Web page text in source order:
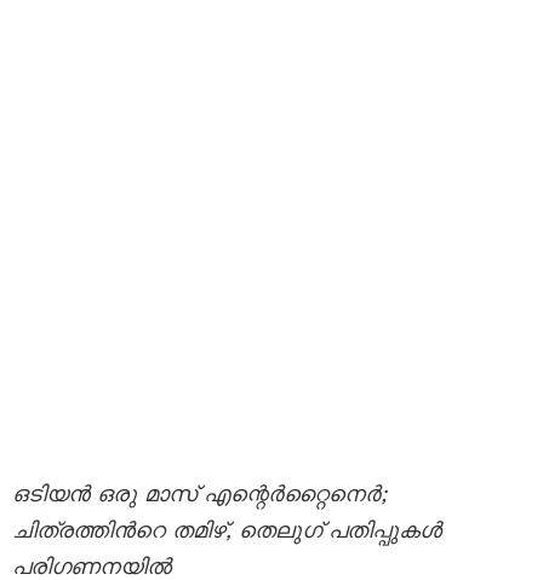
ഒടിയൻ ഒരു മാസ് എന്റെർറ്റൈനെർ;
ചിത്രത്തിന്‍റെ തമിഴ്, തെലുഗ് പതിപ്പുകൾ
പരിഗണനയില്‍